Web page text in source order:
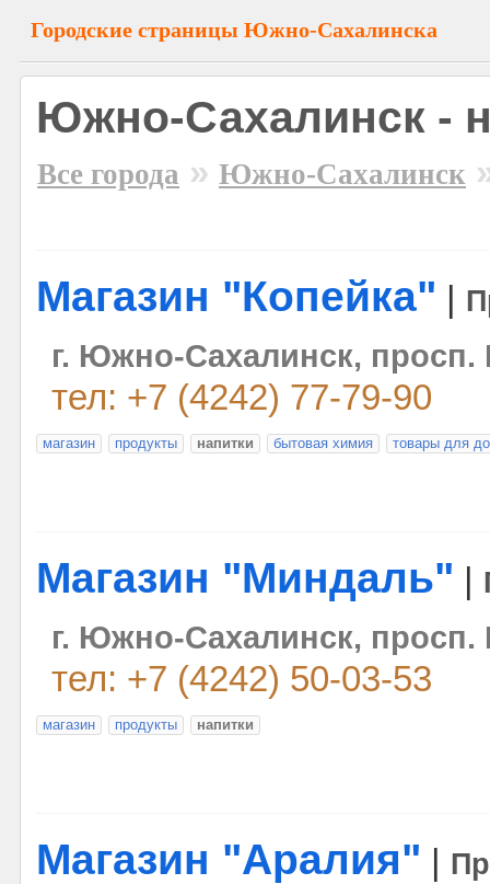
Городские страницы Южно-Сахалинска
Южно-Сахалинск -
Все города » Южно-Сахалинск
Магазин "Копейка"
г. Южно-Сахалинск, просп.
тел: +7 (4242) 77-79-90
магазин продукты напитки бытовая химия товары для
Магазин "Миндаль"
г. Южно-Сахалинск, просп.
тел: +7 (4242) 50-03-53
магазин продукты напитки
Магазин "Аралия"